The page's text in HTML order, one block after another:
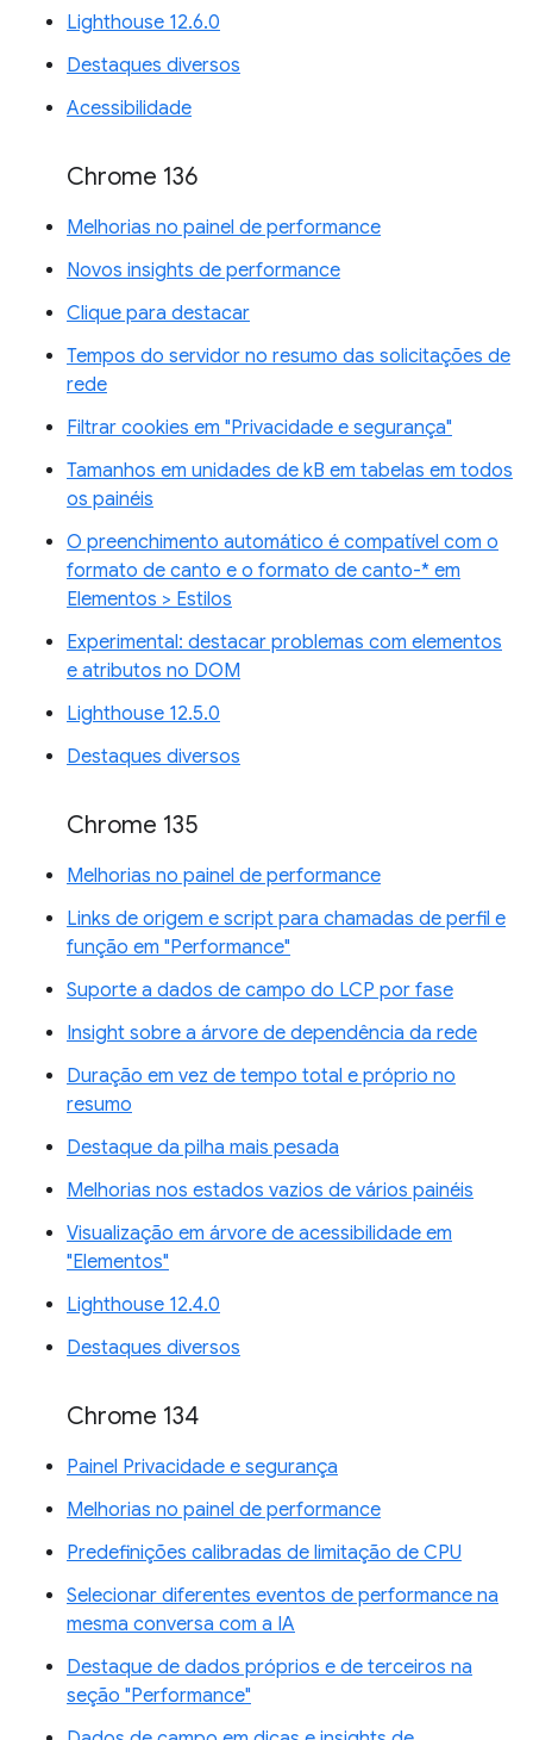
Lighthouse 12.6.0
Destaques diversos
Acessibilidade
Chrome 136
Melhorias no painel de performance
Novos insights de performance
Clique para destacar
Tempos do servidor no resumo das solicitações de
rede
Filtrar cookies em "Privacidade e segurança"
Tamanhos em unidades de kB em tabelas em todos
os painéis
O preenchimento automático é compatível com o
formato de canto e o formato de canto-* em
Elementos > Estilos
Experimental: destacar problemas com elementos
e atributos no DOM
Lighthouse 12.5.0
Destaques diversos
Chrome 135
Melhorias no painel de performance
Links de origem e script para chamadas de perfil e
função em "Performance"
Suporte a dados de campo do LCP por fase
Insight sobre a árvore de dependência da rede
Duração em vez de tempo total e próprio no
resumo
Destaque da pilha mais pesada
Melhorias nos estados vazios de vários painéis
Visualização em árvore de acessibilidade em
"Elementos"
Lighthouse 12.4.0
Destaques diversos
Chrome 134
Painel Privacidade e segurança
Melhorias no painel de performance
Predefinições calibradas de limitação de CPU
Selecionar diferentes eventos de performance na
mesma conversa com a IA
Destaque de dados próprios e de terceiros na
seção "Performance"